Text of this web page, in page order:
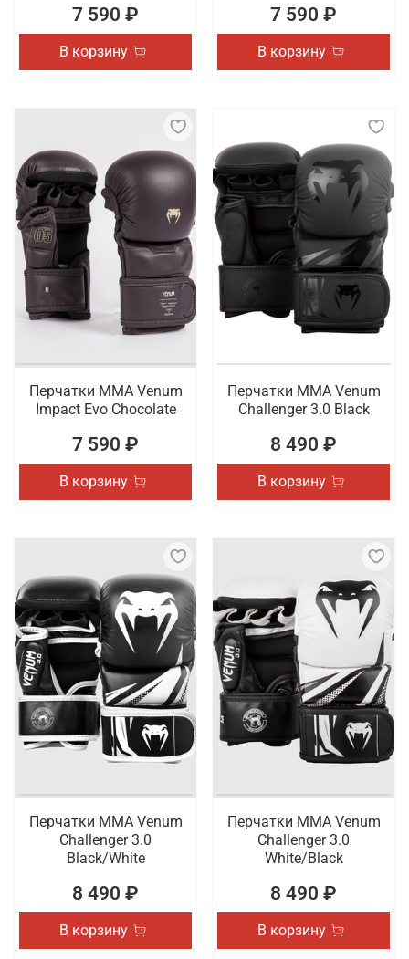
7 590 ₽
В корзину
7 590 ₽
В корзину
Перчатки ММА Venum
Impact Evo Chocolate
7 590 ₽
В корзину
Перчатки ММА Venum
Challenger 3.0 Black
8 490 ₽
В корзину
Перчатки ММА Venum
Challenger 3.0
Black/White
8 490 ₽
В корзину
Перчатки ММА Venum
Challenger 3.0
White/Black
8 490 ₽
В корзину